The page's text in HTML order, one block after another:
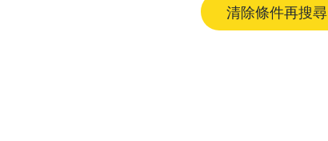
清除條件再搜尋